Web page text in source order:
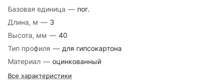
Базовая единица — пог.
Длина, м — 3
Высота, мм — 40
Тип профиля — для гипсокартона
Материал — оцинкованный
Все характеристики